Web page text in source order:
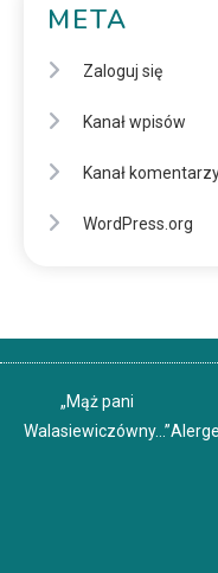
META
Zaloguj się
Kanał wpisów
Kanał
WordPress.org
„Mąż pani
Walasiewiczówny…”